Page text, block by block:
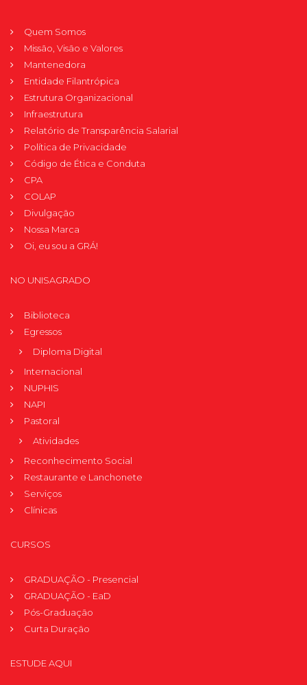
Quem Somos
Missão, Visão e Valores
Mantenedora
Entidade Filantrópica
Estrutura Organizacional
Infraestrutura
Relatório de Transparência Salarial
Política de Privacidade
Código de Ética e Conduta
CPA
COLAP
Divulgação
Nossa Marca
Oi, eu sou a GRÁ!
NO UNISAGRADO
Biblioteca
Egressos
Diploma Digital
Internacional
NUPHIS
NAPI
Pastoral
Atividades
Reconhecimento Social
Restaurante e Lanchonete
Serviços
Clínicas
CURSOS
GRADUAÇÃO - Presencial
GRADUAÇÃO - EaD
Pós-Graduação
Curta Duração
ESTUDE AQUI